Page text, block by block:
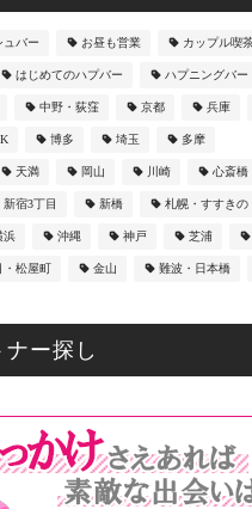
ュバー お昼も営業 カップル喫
はじめてのハプバー ハプニングバー
中野・荻窪 京都 兵庫
博多 埼玉 多摩
天満 岡山 川崎 心斎橋
新宿3丁目 新橋 札幌・すすきの
浜 沖縄 神戸 芝浦
・松屋町 金山 難波・日本橋
ー探し